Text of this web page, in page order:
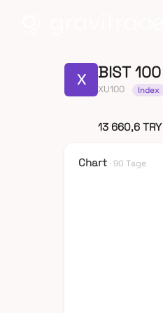
X BIST 100
XU100 Index
13 660,6 TRY
Chart · 90 Tage